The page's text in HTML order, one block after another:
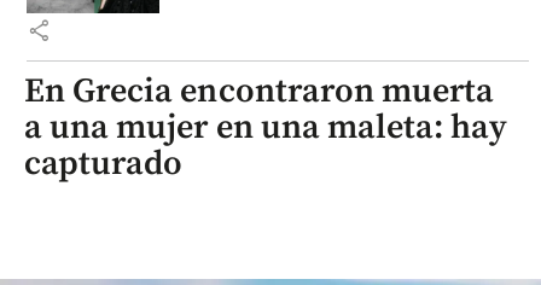
share
En Grecia encontraron muerta
a una mujer en una maleta: hay
capturado